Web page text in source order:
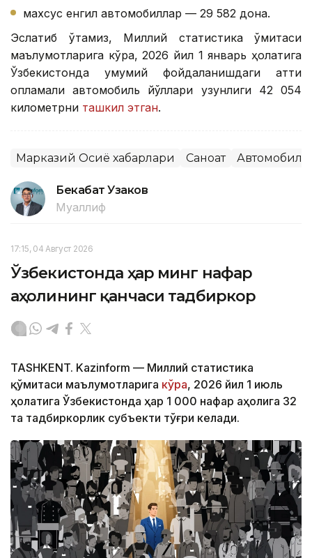
махсус енгил автомобиллар — 29 582 дона.
Эслатиб ўтамиз, Миллий статистика қўмитаси
маълумотларига кўра, 2026 йил 1 январь ҳолатига
Ўзбекистонда умумий фойдаланишдаги қаттиқ
қопламали автомобиль йўллари узунлиги 42 054
километрни ташкил этган.
Марказий Осиё хабарлари Саноат
Бекабат Узаков
Муаллиф
17:15, 04 Август 2026
Ўзбекистонда ҳар минг нафар
аҳолининг қанчаси тадбиркор
TASHKENT. Kazinform — Миллий статистика
қўмитаси маълумотларига кўра, 2026 йил 1 июль
ҳолатига Ўзбекистонда ҳар 1 000 нафар аҳолига 32
та тадбиркорлик субъекти тўғри келади.